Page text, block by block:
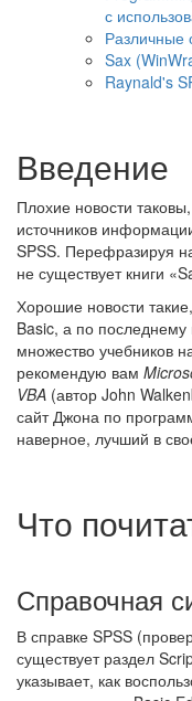
с
Различные
Sax
Raynald's
Введение
Плохие новости
источников
SPSS. Перефразируя
не существует книги
Хорошие новости
Basic, а по последнему
множество учебников
рекомендую вам
VBA (автор John
сайт Джона по
наверное, лучший в
Что
Справочная
В справке SPSS
существует раздел
указывает, как